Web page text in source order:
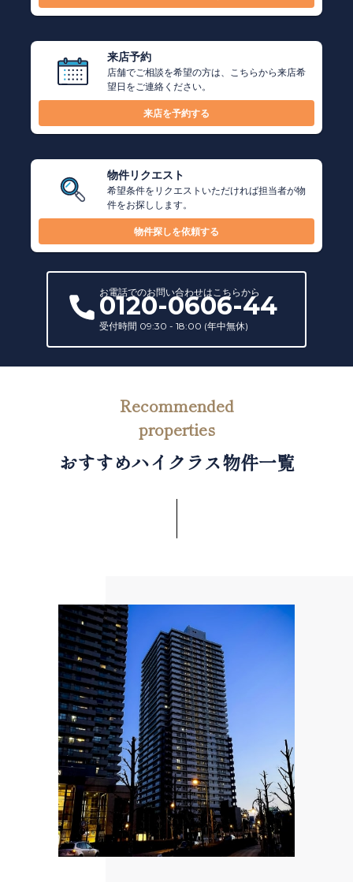
来店予約
店舗でご相談を希望の方は、こちらから来店希
望日をご連絡ください。
来店を予約する
物件リクエスト
希望条件をリクエストいただければ担当者が物
件をお探しします。
物件探しを依頼する
お電話でのお問い合わせはこちらから
0120-0606-44
受付時間 09:30 - 18:00 (年中無休)
おすすめハイクラス物件一覧